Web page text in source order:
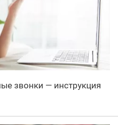
звонки — инструкция